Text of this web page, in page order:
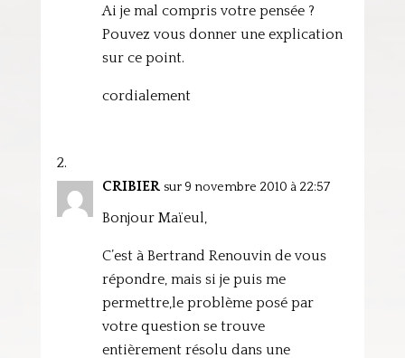
Ai je mal compris votre pensée ?
Pouvez vous donner une explication
sur ce point.
cordialement
CRIBIER sur 9 novembre 2010 à 22:57
Bonjour Maïeul,
C’est à Bertrand Renouvin de vous
répondre, mais si je puis me
permettre,le problème posé par
votre question se trouve
entièrement résolu dans une